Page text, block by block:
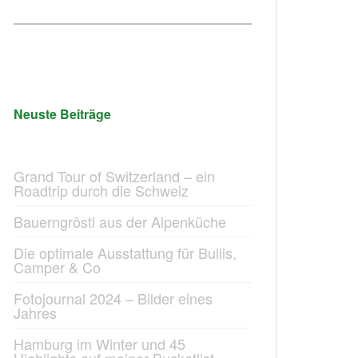
Neuste Beiträge
Grand Tour of Switzerland – ein
Roadtrip durch die Schweiz
Bauerngröstl aus der Alpenküche
Die optimale Ausstattung für Bullis,
Camper & Co
Fotojournal 2024 – Bilder eines
Jahres
Hamburg im Winter und 45